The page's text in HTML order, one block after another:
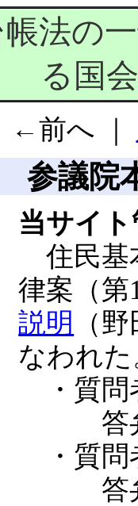
法の
る国
←前へ ｜
参議院
当サイ
住民基
律案（第
説明
（
なわれ
・質
答
・質
答